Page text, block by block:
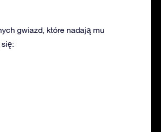
gwiazd, które nadają mu
się: